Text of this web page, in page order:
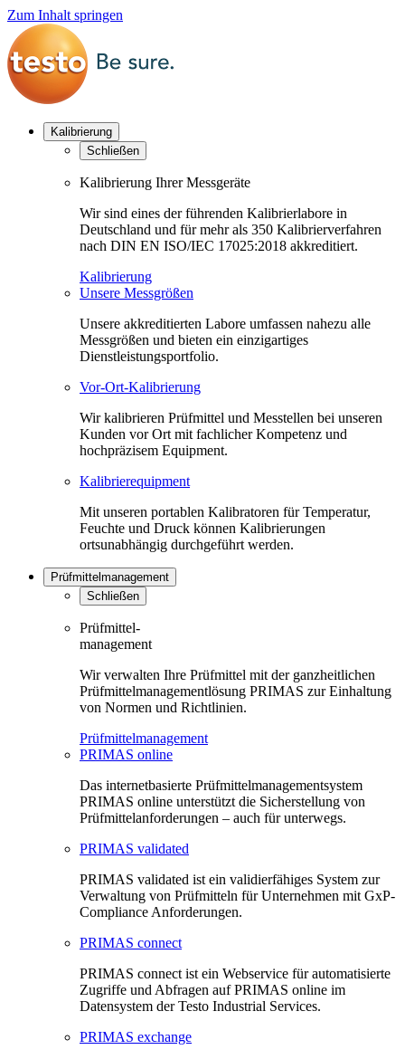
Zum Inhalt springen
Kalibrierung
Schließen
Kalibrierung Ihrer Messgeräte
Wir sind eines der führenden Kalibrierlabore in
Deutschland und für mehr als 350 Kalibrierverfahren
nach DIN EN ISO/IEC 17025:2018 akkreditiert.
Kalibrierung
Unsere Messgrößen
Unsere akkreditierten Labore umfassen nahezu alle
Messgrößen und bieten ein einzigartiges
Dienstleistungsportfolio.
Vor-Ort-Kalibrierung
Wir kalibrieren Prüfmittel und Messtellen bei unseren
Kunden vor Ort mit fachlicher Kompetenz und
hochpräzisem Equipment.
Kalibrierequipment
Mit unseren portablen Kalibratoren für Temperatur,
Feuchte und Druck können Kalibrierungen
ortsunabhängig durchgeführt werden.
Prüfmittelmanagement
Schließen
Prüfmittel-
management
Wir verwalten Ihre Prüfmittel mit der ganzheitlichen
Prüfmittelmanagementlösung PRIMAS zur Einhaltung
von Normen und Richtlinien.
Prüfmittelmanagement
PRIMAS online
Das internetbasierte Prüfmittelmanagementsystem
PRIMAS online unterstützt die Sicherstellung von
Prüfmittelanforderungen – auch für unterwegs.
PRIMAS validated
PRIMAS validated ist ein validierfähiges System zur
Verwaltung von Prüfmitteln für Unternehmen mit GxP-
Compliance Anforderungen.
PRIMAS connect
PRIMAS connect ist ein Webservice für automatisierte
Zugriffe und Abfragen auf PRIMAS online im
Datensystem der Testo Industrial Services.
PRIMAS exchange